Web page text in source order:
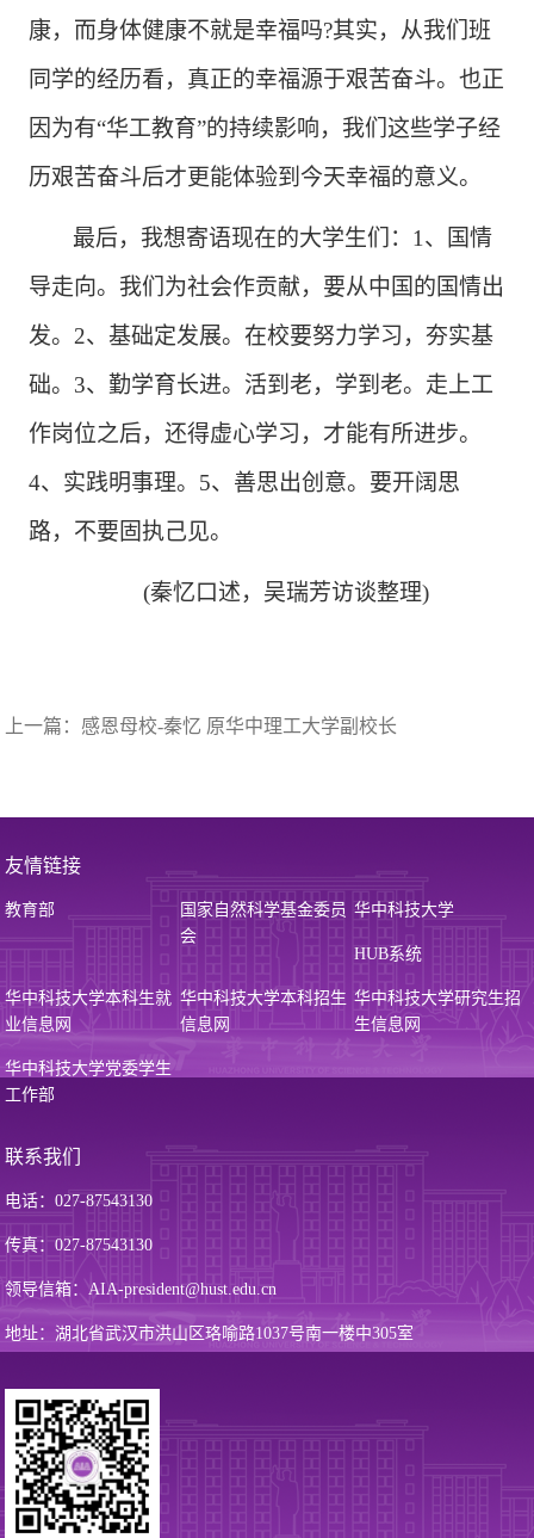
康，而身体健康不就是幸福吗?其实，从我们班
同学的经历看，真正的幸福源于艰苦奋斗。也正
因为有“华工教育”的持续影响，我们这些学子经
历艰苦奋斗后才更能体验到今天幸福的意义。
最后，我想寄语现在的大学生们： 1、国情
导走向。我们为社会作贡献，要从中国的国情出
发。2、基础定发展。在校要努力学习，夯实基
础。3、勤学育长进。活到老，学到老。走上工
作岗位之后，还得虚心学习，才能有所进步。
4、实践明事理。5、善思出创意。要开阔思
路，不要固执己见。
(秦忆口述，吴瑞芳访谈整理)
上一篇： 感恩母校-秦忆 原华中理工大学副校长
友情链接
教育部
国家自然科学基金委员
会
华中科技大学
HUB系统
华中科技大学本科生就
业信息网
华中科技大学本科招生
信息网
华中科技大学研究生招
生信息网
华中科技大学党委学生
工作部
联系我们
电话：027-87543130
传真：027-87543130
领导信箱：AIA-president@hust.edu.cn
地址：湖北省武汉市洪山区珞喻路1037号南一楼中305室